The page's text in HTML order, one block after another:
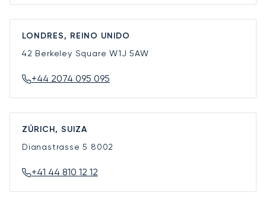
LONDRES, REINO UNIDO
42 Berkeley SquareW1J 5AW
+44 2074 095 095
ZÚRICH, SUIZA
Dianastrasse 5 8002
+41 44 810 12 12